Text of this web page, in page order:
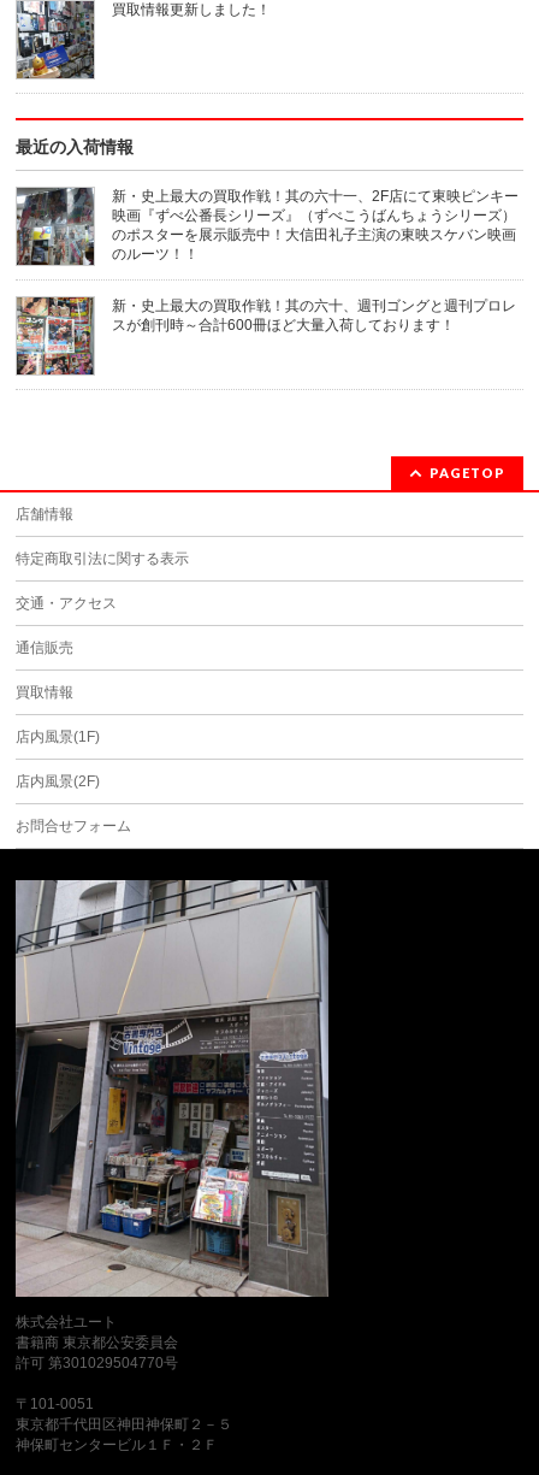
し
い
ウ
ィ
ン
ド
ウ
開
き
ま
す)
で
開
き
ま
す)
買取情報更新しました！
最近の入荷情報
新・史上最大の買取作戦！其の六十一、2F店にて東映ピンキー
映画『ずべ公番長シリーズ』（ずべこうばんちょうシリーズ）
のポスターを展示販売中！大信田礼子主演の東映スケバン映画
のルーツ！！
新・史上最大の買取作戦！其の六十、週刊ゴングと週刊プロレ
スが創刊時～合計600冊ほど大量入荷しております！
PAGETOP
店舗情報
特定商取引法に関する表示
交通・アクセス
通信販売
買取情報
店内風景(1F)
店内風景(2F)
お問合せフォーム
株式会社ユート
書籍商 東京都公安委員会
許可 第301029504770号
〒101-0051
東京都千代田区神田神保町２－５
神保町センタービル１Ｆ・２Ｆ